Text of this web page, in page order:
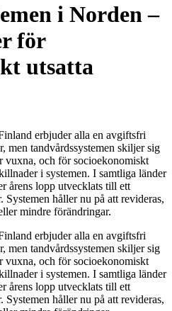
i Norden –
för
utsatta
erbjuder alla en avgiftsfri
men tandvårdssystemen skiljer sig
vuxna, och för socioekonomiskt
i systemen. I samtliga länder
årens lopp utvecklats till ett
hål­ler nu på att revideras,
mindre förändringar.
erbjuder alla en avgiftsfri
men tandvårdssystemen skiljer sig
vuxna, och för socioekonomiskt
i systemen. I samtliga länder
årens lopp utvecklats till ett
hål­ler nu på att revideras,